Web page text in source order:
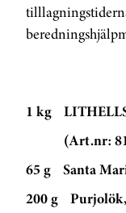
1 kg
(Art.nr:
65 g
Santa
200 g